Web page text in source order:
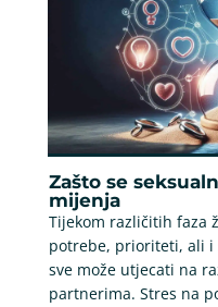
Zašto se
mijenja
Tijekom različitih faza
potrebe, prioriteti, ali i
sve može utjecati na
partnerima. Stres na